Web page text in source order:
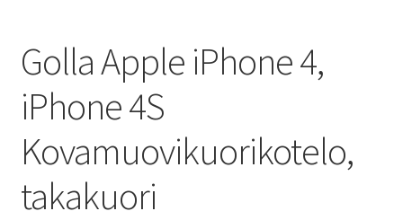
Golla Apple iPhone 4,
iPhone 4S
Kovamuovikuorikotelo,
takakuori